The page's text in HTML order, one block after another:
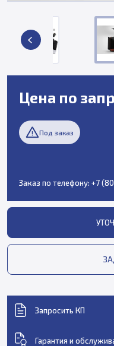
Цена по
Под заказ
Заказ по телефону: +7
Запросить КП
Гарантия и